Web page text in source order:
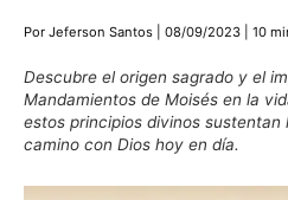
Por Jeferson Santos 08/09/2023 10
Descubre el origen sagrado y el
Mandamientos de Moisés en la
estos principios divinos
camino con Dios hoy en día.